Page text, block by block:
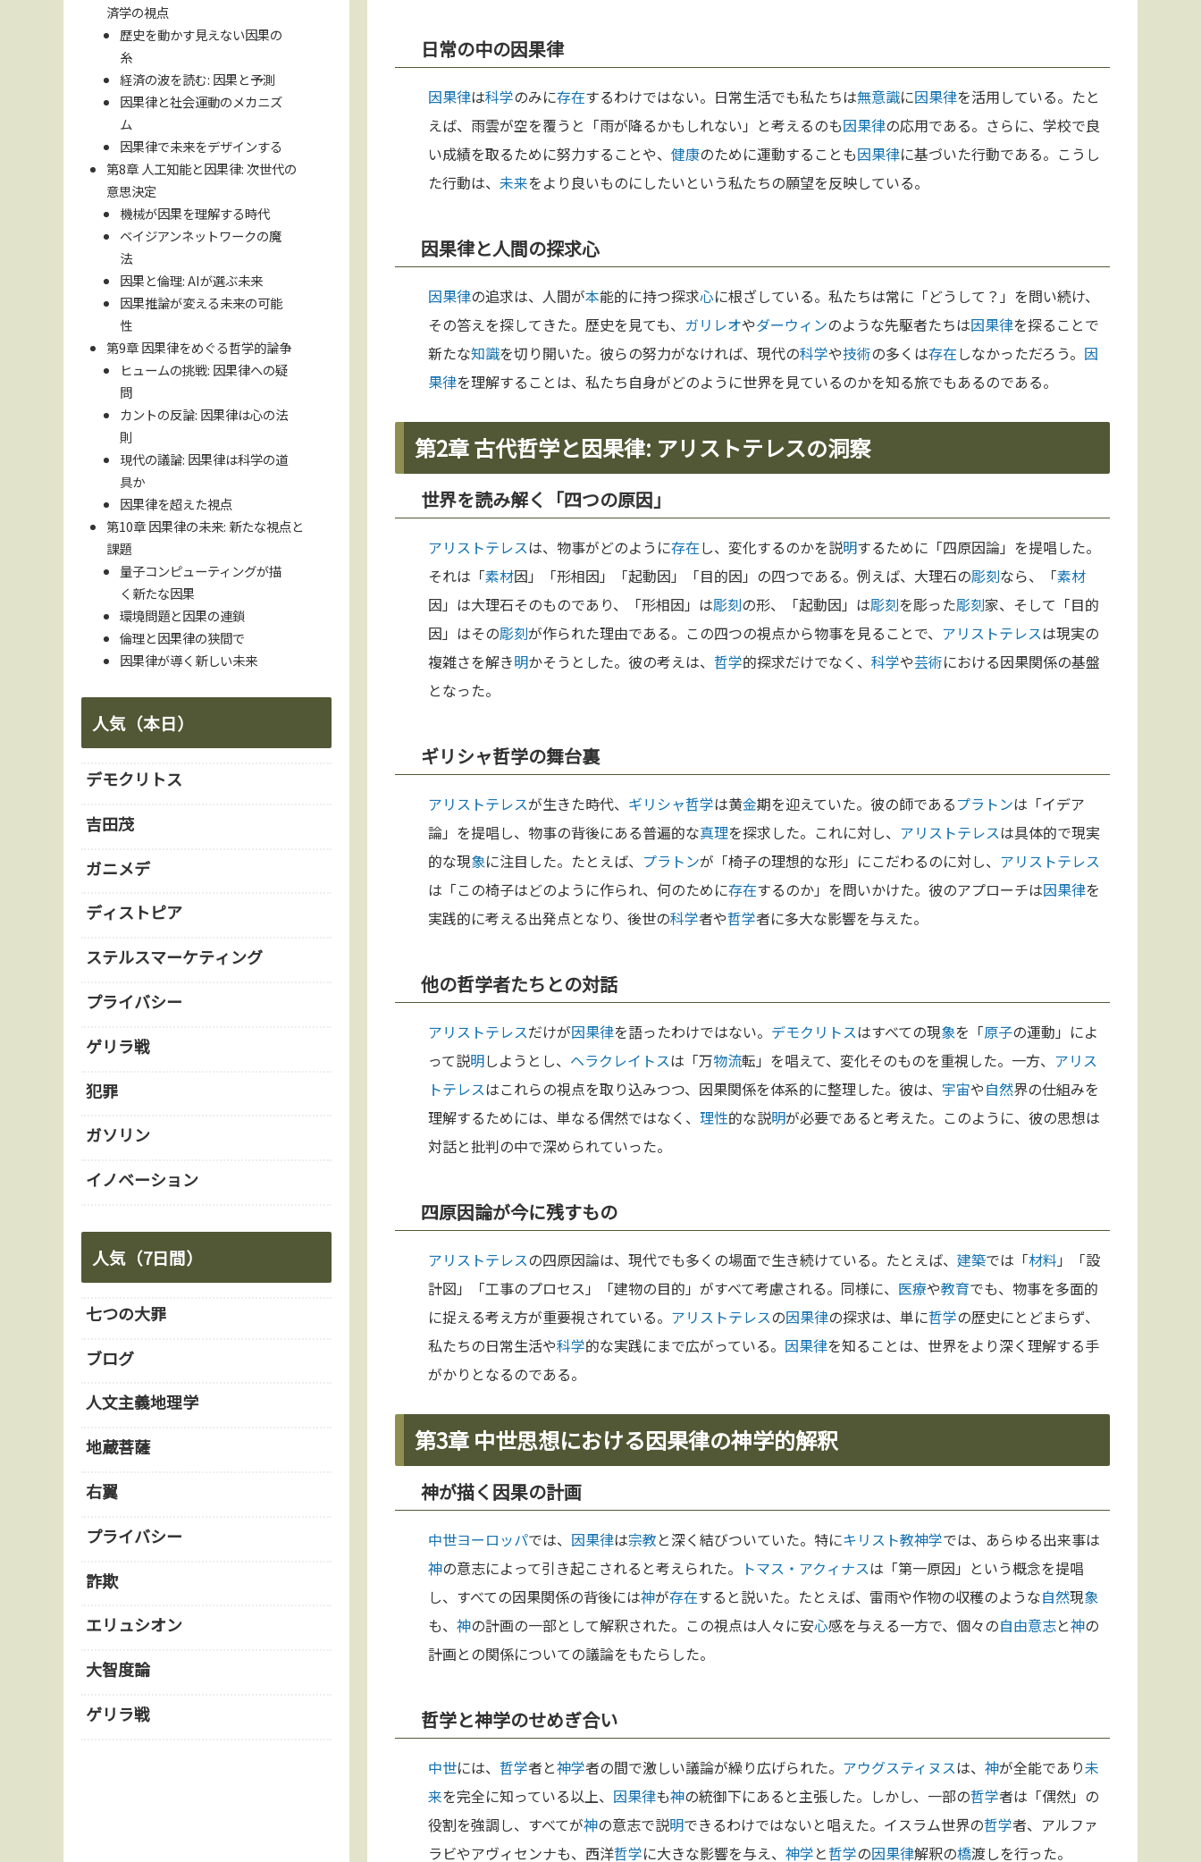
日常の中の因果律
因果律は科学のみに存在するわけではない。日常生活でも私たちは無意識に因果律を活用している。たと
えば、雨雲が空を覆うと「雨が降るかもしれない」と考えるのも因果律の応用である。さらに、学校で良
い成績を取るために努力することや、 健康のために運動することも因果律に基づいた行動である。こうし
た行動は、 未来をより良いものにしたいという私たちの願望を反映している。
因果律と人間の探求心
因果律の追求は、人間が本能的に持つ探求心に根ざしている。私たちは常に「どうして？」を問い続け、
その答えを探してきた。歴史を見ても、 ガリレオやダーウィンのような先駆者たちは因果律を探ることで
新たな知識を切り開いた。彼らの努力がなければ、現代の科学や技術の多くは存在しなかっただろう。 因
果律を理解することは、私たち自身がどのように世界を見ているのかを知る旅でもあるのである。
第2章 古代哲学と因果律: アリストテレスの洞察
世界を読み解く「四つの原因」
アリストテレスは、物事がどのように存在し、変化するのかを説明するために「四原因論」を提唱した。
それは「素材因」「形相因」「起動因」「目的因」の四つである。例えば、大理石の彫刻なら、「素材
因」は大理石そのものであり、「形相因」は彫刻の形、「起動因」は彫刻を彫った彫刻家、そして「目的
因」はその彫刻が作られた理由である。この四つの視点から物事を見ることで、 アリストテレスは現実の
複雑さを解き明かそうとした。彼の考えは、 哲学的探求だけでなく、 科学や芸術における因果関係の基盤
となった。
ギリシャ哲学の舞台裏
アリストテレスが生きた時代、 ギリシャ哲学は黄金期を迎えていた。彼の師であるプラトンは「イデア
論」を提唱し、物事の背後にある普遍的な真理を探求した。これに対し、 アリストテレスは具体的で現実
的な現象に注目した。たとえば、 プラトンが「椅子の理想的な形」にこだわるのに対し、 アリストテレス
は「この椅子はどのように作られ、何のために存在するのか」を問いかけた。彼のアプローチは因果律を
実践的に考える出発点となり、後世の科学者や哲学者に多大な影響を与えた。
他の哲学者たちとの対話
アリストテレスだけが因果律を語ったわけではない。 デモクリトスはすべての現象を「原子の運動」によ
って説明しようとし、 ヘラクレイトスは「万物流転」を唱えて、変化そのものを重視した。一方、 アリス
トテレスはこれらの視点を取り込みつつ、因果関係を体系的に整理した。彼は、 宇宙や自然界の仕組みを
理解するためには、単なる偶然ではなく、 理性的な説明が必要であると考えた。このように、彼の思想は
対話と批判の中で深められていった。
四原因論が今に残すもの
アリストテレスの四原因論は、現代でも多くの場面で生き続けている。たとえば、 建築では「材料 」「設
計図」「工事のプロセス」「建物の目的」がすべて考慮される。同様に、 医療や教育でも、物事を多面的
に捉える考え方が重要視されている。 アリストテレスの因果律の探求は、単に哲学の歴史にとどまらず、
私たちの日常生活や科学的な実践にまで広がっている。 因果律を知ることは、世界をより深く理解する手
がかりとなるのである。
第3章 中世思想における因果律の神学的解釈
神が描く因果の計画
中世ヨーロッパでは、 因果律は宗教と深く結びついていた。特にキリスト教神学では、あらゆる出来事は
神の意志によって引き起こされると考えられた。 トマス・アクィナスは「第一原因」という概念を提唱
し、すべての因果関係の背後には神が存在すると説いた。たとえば、雷雨や作物の収穫のような自然現象
も、 神の計画の一部として解釈された。この視点は人々に安心感を与える一方で、個々の自由意志と神の
計画との関係についての議論をもたらした。
哲学と神学のせめぎ合い
中世には、 哲学者と神学者の間で激しい議論が繰り広げられた。 アウグスティヌスは、 神が全能であり未
来を完全に知っている以上、 因果律も神の統御下にあると主張した。しかし、一部の哲学者は「偶然」の
役割を強調し、すべてが神の意志で説明できるわけではないと唱えた。イスラム世界の哲学者、アルファ
ラビやアヴィセンナも、西洋哲学に大きな影響を与え、 神学と哲学の因果律解釈の橋渡しを行った。
済学の視点
歴史を動かす見えない因果の
糸
経済の波を読む: 因果と予測
因果律と社会運動のメカニズ
ム
因果律で未来をデザインする
第8章 人工知能と因果律: 次世代の
意思決定
機械が因果を理解する時代
ベイジアンネットワークの魔
法
因果と倫理: AIが選ぶ未来
因果推論が変える未来の可能
性
第9章 因果律をめぐる哲学的論争
ヒュームの挑戦: 因果律への疑
問
カントの反論: 因果律は心の法
則
現代の議論: 因果律は科学の道
具か
因果律を超えた視点
第10章 因果律の未来: 新たな視点と
課題
量子コンピューティングが描
く新たな因果
環境問題と因果の連鎖
倫理と因果律の狭間で
因果律が導く新しい未来
人気（本日）
デモクリトス
吉田茂
ガニメデ
ディストピア
ステルスマーケティング
プライバシー
ゲリラ戦
犯罪
ガソリン
イノベーション
人気（7日間）
七つの大罪
ブログ
人文主義地理学
地蔵菩薩
右翼
プライバシー
詐欺
エリュシオン
大智度論
ゲリラ戦